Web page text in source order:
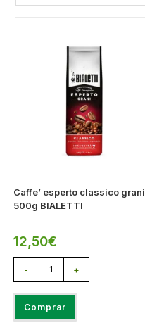
Caffe’ esperto classico grani
500g BIALETTI
12,50€
- +
Comprar